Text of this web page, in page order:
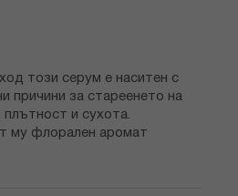
този серум е наситен с
причини за стареенето на
плътност и сухота.
му флорален аромат